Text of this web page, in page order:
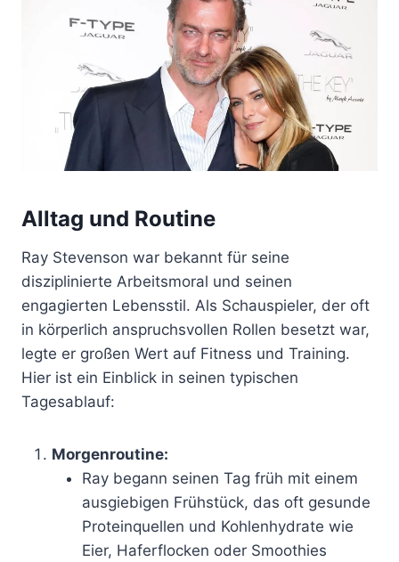
Alltag und Routine
Ray Stevenson war bekannt für seine
disziplinierte Arbeitsmoral und seinen
engagierten Lebensstil. Als Schauspieler, der oft
in körperlich anspruchsvollen Rollen besetzt war,
legte er großen Wert auf Fitness und Training.
Hier ist ein Einblick in seinen typischen
Tagesablauf:
Morgenroutine:
Ray begann seinen Tag früh mit einem
ausgiebigen Frühstück, das oft gesunde
Proteinquellen und Kohlenhydrate wie
Eier, Haferflocken oder Smoothies